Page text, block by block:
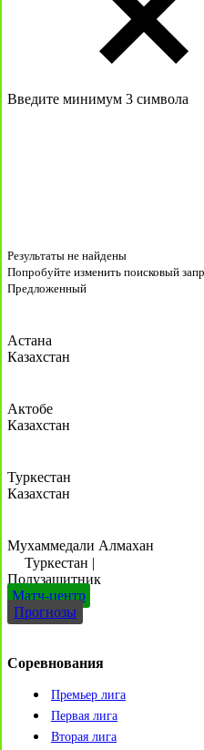
Введите минимум 3 символа
Результаты не найдены
Попробуйте изменить поисковый
Предложенный
Астана
Казахстан
Актобе
Казахстан
Туркестан
Казахстан
Мухаммедали Алмахан
Туркестан |
Полузащитник
Матч-центр
Прогнозы
Соревнования
Премьер лига
Первая лига
Вторая лига